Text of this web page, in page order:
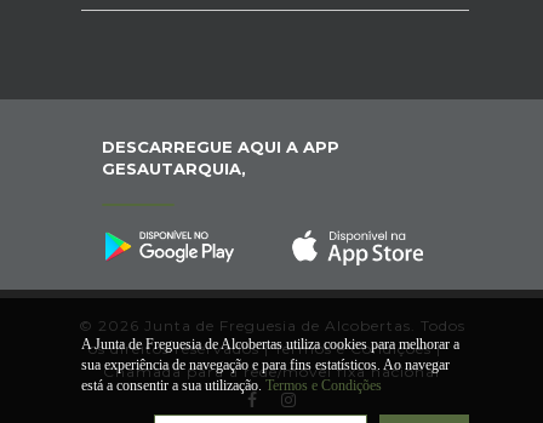
DESCARREGUE AQUI A APP
GESAUTARQUIA,
© 2026 Junta de Freguesia de Alcobertas. Todos
os direitos reservados |Termos e Condições|*
Chamada para a rede/móvel fixa nacional
A Junta de Freguesia de Alcobertas utiliza cookies para melhorar a
sua experiência de navegação e para fins estatísticos. Ao navegar
está a consentir a sua utilização. Termos e Condições